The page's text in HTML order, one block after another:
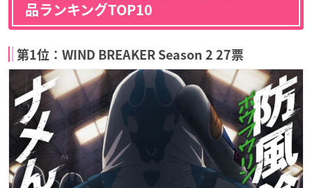
品ランキングTOP10
第1位：WIND BREAKER Season 2 27票